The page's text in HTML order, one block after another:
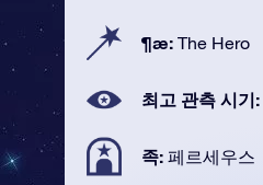
¶æ: The Hero
최고 관측 시기:
족: 페르세우스